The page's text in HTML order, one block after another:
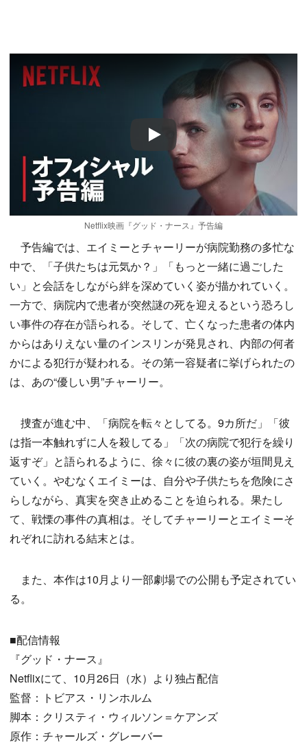
Play
Netflix映画『グッド・ナース』予告編
予告編では、エイミーとチャーリーが病院勤務の多忙な
中で、「子供たちは元気か？」「もっと一緒に過ごした
い」と会話をしながら絆を深めていく姿が描かれていく。
一方で、病院内で患者が突然謎の死を迎えるという恐ろし
い事件の存在が語られる。そして、亡くなった患者の体内
からはありえない量のインスリンが発見され、内部の何者
かによる犯行が疑われる。その第一容疑者に挙げられたの
は、あの“優しい男”チャーリー。
捜査が進む中、「病院を転々としてる。9カ所だ」「彼
は指一本触れずに人を殺してる」「次の病院で犯行を繰り
返すぞ」と語られるように、徐々に彼の裏の姿が垣間見え
ていく。やむなくエイミーは、自分や子供たちを危険にさ
らしながら、真実を突き止めることを迫られる。果たし
て、戦慄の事件の真相は。そしてチャーリーとエイミーそ
れぞれに訪れる結末とは。
また、本作は10月より一部劇場での公開も予定されてい
る。
■配信情報
『グッド・ナース』
Netflixにて、10月26日（水）より独占配信
監督：トビアス・リンホルム
脚本：クリスティ・ウィルソン＝ケアンズ
原作：チャールズ・グレーバー